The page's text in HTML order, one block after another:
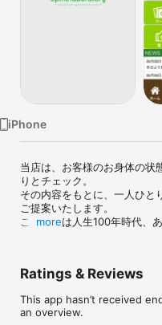
iPhone
当店は、お客様のお身体の状
りとチェック。
その内容をもとに、一人ひと
ご提案いたします。
これからは人生100年時代、
一緒に自分の体を喜ばせる習
【こんな事ができるアプリで
more
Ratings & Reviews
This app hasn’t received
an overview.